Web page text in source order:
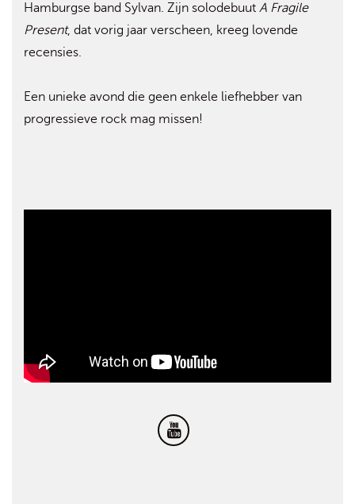
Hamburgse band Sylvan. Zijn solodebuut A Fragile
Present, dat vorig jaar verscheen, kreeg lovende
recensies.
Een unieke avond die geen enkele liefhebber van
progressieve rock mag missen!